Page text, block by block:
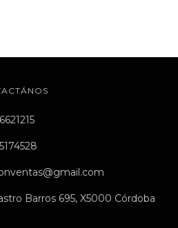
Barros 695, X5000 Córdoba